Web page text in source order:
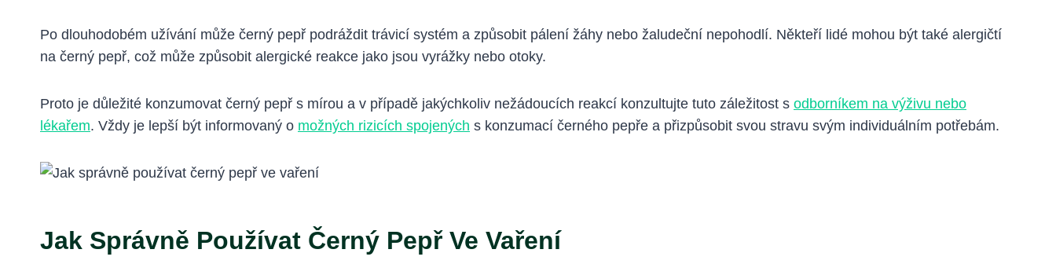
Po dlouhodobém užívání může černý pepř podráždit trávicí systém a způsobit pálení žáhy nebo žaludeční nepohodlí. Někteří lidé mohou být také alergičtí
na černý pepř, což může způsobit alergické reakce jako jsou vyrážky nebo otoky.
Proto je důležité konzumovat černý pepř s mírou a v případě jakýchkoliv nežádoucích reakcí konzultujte tuto záležitost s odborníkem na výživu nebo
lékařem. Vždy je lepší být informovaný o možných rizicích spojených s konzumací černého pepře a přizpůsobit svou stravu svým individuálním potřebám.
Jak Správně Používat Černý Pepř Ve Vaření